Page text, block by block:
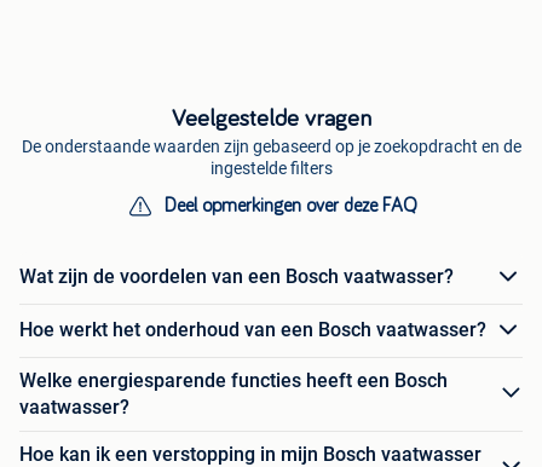
Veelgestelde vragen
De onderstaande waarden zijn gebaseerd op je zoekopdracht en de
ingestelde filters
Deel opmerkingen over deze FAQ
Wat zijn de voordelen van een Bosch vaatwasser?
Hoe werkt het onderhoud van een Bosch vaatwasser?
Welke energiesparende functies heeft een Bosch
vaatwasser?
Hoe kan ik een verstopping in mijn Bosch vaatwasser